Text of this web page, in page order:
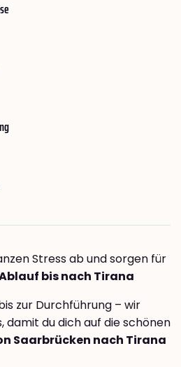
Stress ab und sorgen für
bis nach Tirana
zur Durchführung – wir
damit du dich auf die schönen
Saarbrücken nach Tirana